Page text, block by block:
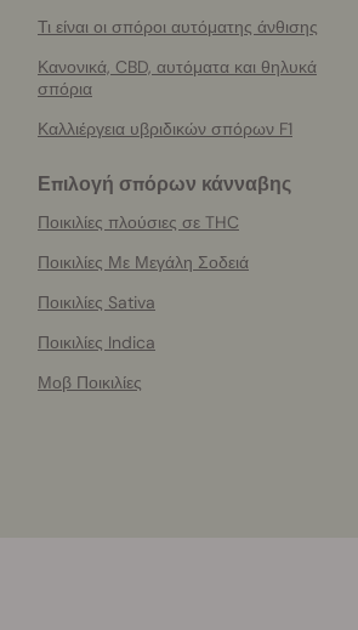
Τι είναι οι σπόροι αυτόματης άνθισης
Κανονικά, CBD, αυτόματα και θηλυκά
σπόρια
Καλλιέργεια υβριδικών σπόρων F1
Επιλογή σπόρων κάνναβης
Ποικιλίες πλούσιες σε THC
Ποικιλίες Με Μεγάλη Σοδειά
Ποικιλίες Sativa
Ποικιλίες Indica
Μοβ Ποικιλίες